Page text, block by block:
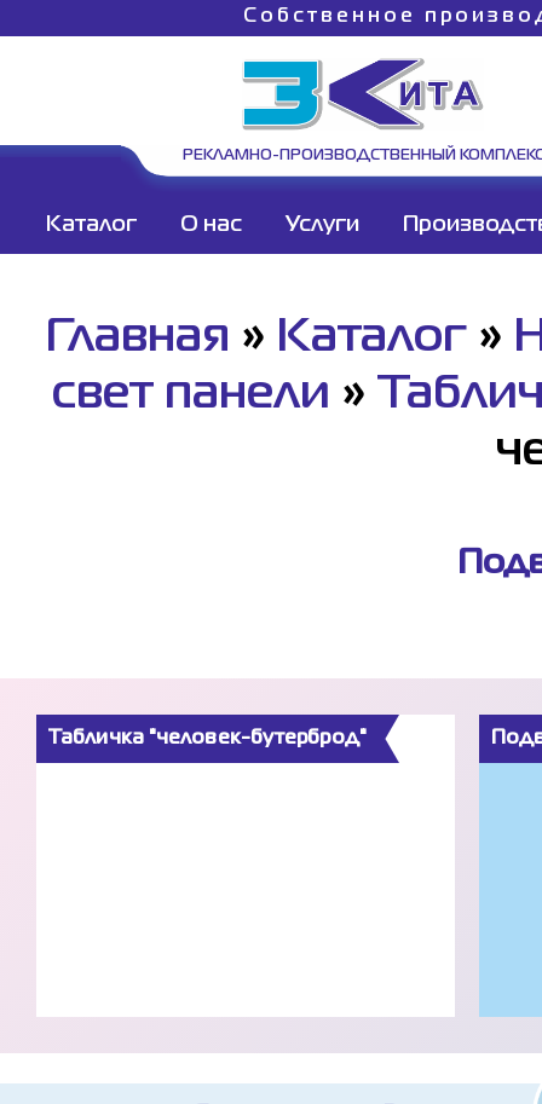
Собственное
РЕКЛАМНО-ПРОИЗВОДСТВЕННЫЙ
Каталог О нас Услуги
Главная » Каталог »
свет панели »
Табличка "человек-бутерброд"